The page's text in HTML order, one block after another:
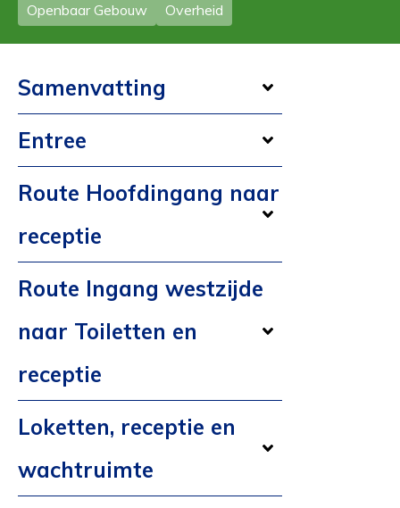
Openbaar Gebouw Overheid
Samenvatting
Entree
Route Hoofdingang naar
receptie
Route Ingang westzijde
naar Toiletten en
receptie
Loketten, receptie en
wachtruimte